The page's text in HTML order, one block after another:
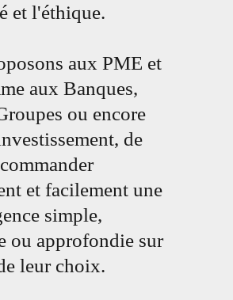
et l'éthique.
aux PME et
aux Banques,
ou encore
de
et facilement une
simple,
ou approfondie sur
leur choix.